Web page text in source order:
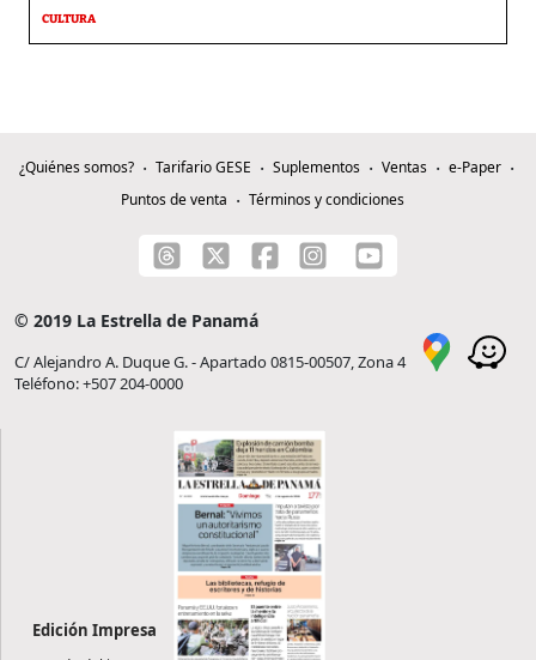
CULTURA
¿Quiénes somos? Tarifario GESE Suplementos Ventas
e-Paper
Puntos de venta
Términos y condiciones
© 2019 La Estrella de Panamá
C/ Alejandro A. Duque G. - Apartado 0815-00507, Zona 4
Teléfono: +507 204-0000
Edición Impresa